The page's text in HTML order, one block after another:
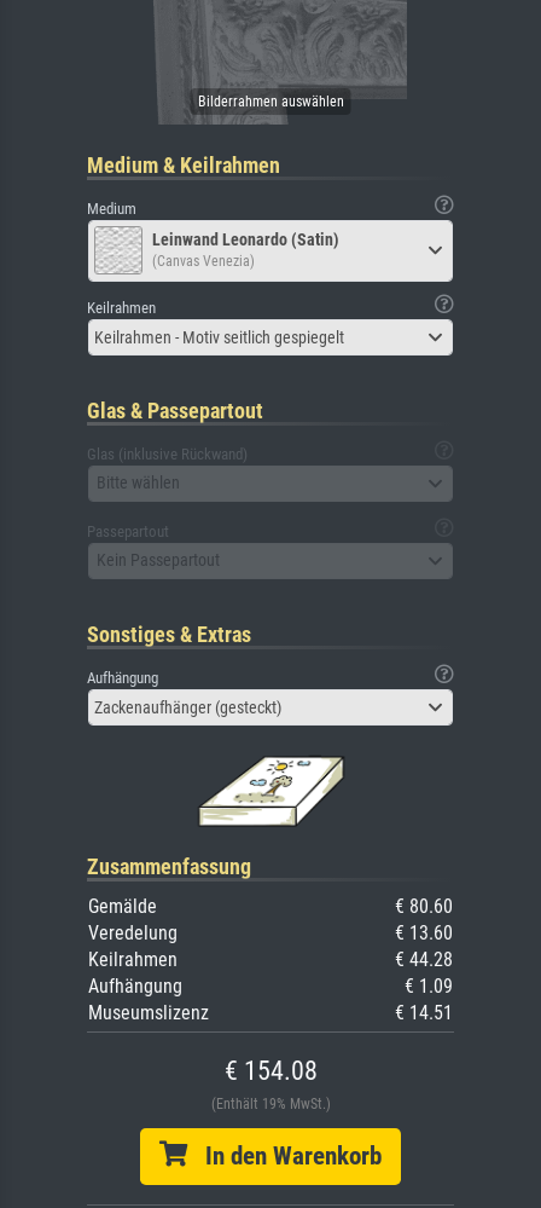
Medium & Keilrahmen
Medium
Leinwand Leonardo (Satin)
(Canvas Venezia)
Keilrahmen
Keilrahmen - Motiv seitlich gespiegelt
Glas & Passepartout
Glas (inklusive Rückwand)
Bitte wählen
Passepartout
Kein Passepartout
Sonstiges & Extras
Aufhängung
Zackenaufhänger (gesteckt)
Zusammenfassung
Gemälde
€ 80.60
Veredelung
€ 13.60
Keilrahmen
€ 44.28
Aufhängung
€ 1.09
Museumslizenz
€ 14.51
€ 154.08
(Enthält 19% MwSt.)
In den Warenkorb